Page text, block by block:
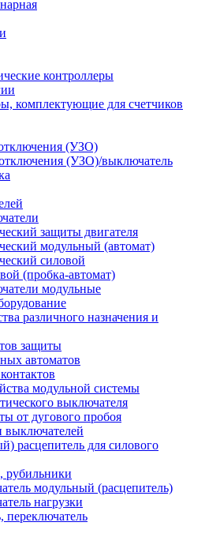
контроллеры
комплектующие для счетчиков
(УЗО)
(УЗО)/выключатель
защиты двигателя
модульный (автомат)
силовой
(пробка-автомат)
модульные
различного назначения и
защиты
автоматов
модульной системы
выключателя
от дугового пробоя
выключателей
расцепитель для силового
рубильники
модульный (расцепитель)
нагрузки
переключатель